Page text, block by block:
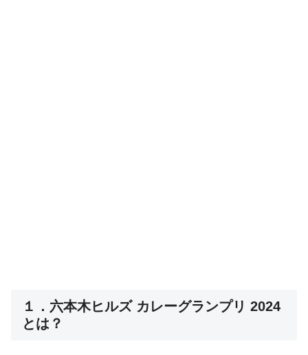
１．六本木ヒルズ カレーグランプリ 2024
とは？